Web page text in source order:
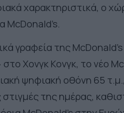
χαρακτηριστικά, ο
McDonald’s.
γραφεία της
Χονγκ Κονγκ, το νέο
ψηφιακή οθόνη 65
της ημέρας,